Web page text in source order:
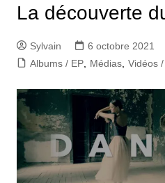
La découverte
Sylvain
6 octobre 2021
Albums / EP, Médias, Vidéos